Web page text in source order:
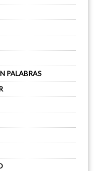
PALABRAS